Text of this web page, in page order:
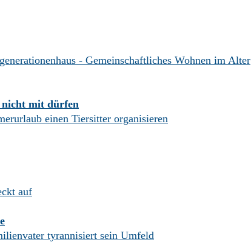
- Gemeinschaftliches Wohnen im Alter
mit dürfen
einen Tiersitter organisieren
auf
tyrannisiert sein Umfeld